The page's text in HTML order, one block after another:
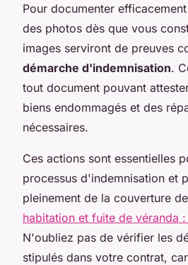
Pour documenter
des photos dès que vous
images serviront de preuves
démarche d'indemnisation.
tout document pouvant
biens endommagés et des
nécessaires.
Ces actions sont essentielles
processus d'indemnisation et
pleinement de la couverture
habitation et fuite de véranda
N'oubliez pas de vérifier les
stipulés dans votre contrat,